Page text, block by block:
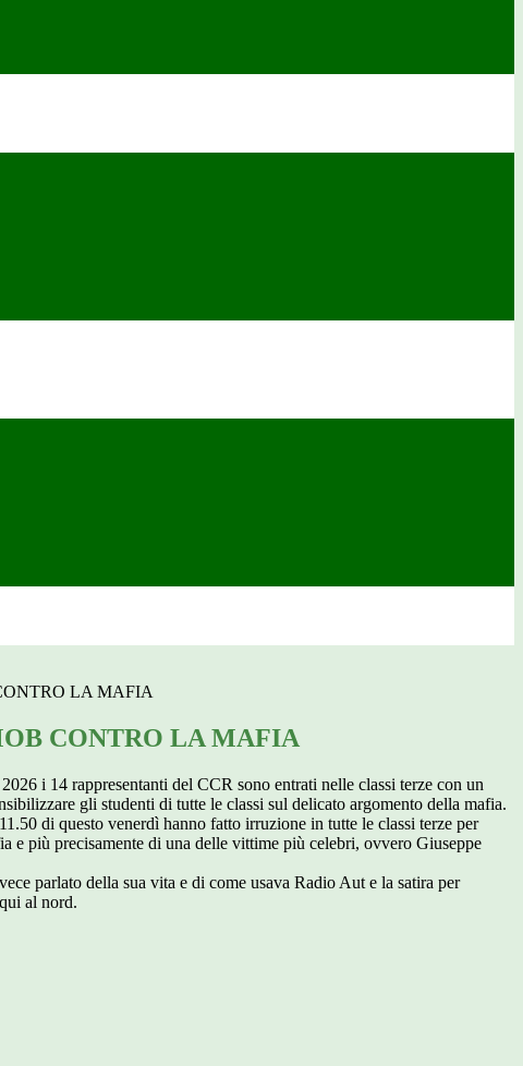
LA MAFIA
CONTRO LA MAFIA
i 14 rappresentanti del CCR sono entrati nelle classi terze con un
gli studenti di tutte le classi sul delicato argomento della mafia.
di questo venerdì hanno fatto irruzione in tutte le classi terze per
e più precisamente di una delle vittime più celebri, ovvero Giuseppe
parlato della sua vita e di come usava Radio Aut e la satira per
al nord.